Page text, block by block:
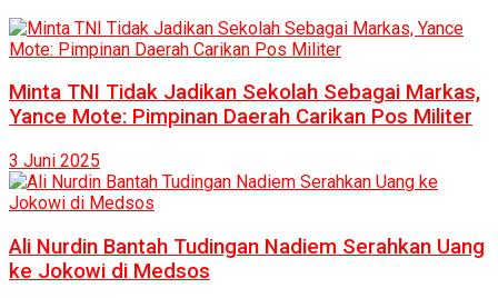
Minta TNI Tidak Jadikan Sekolah Sebagai Markas,
Yance Mote: Pimpinan Daerah Carikan Pos Militer
3 Juni 2025
Ali Nurdin Bantah Tudingan Nadiem Serahkan Uang
ke Jokowi di Medsos